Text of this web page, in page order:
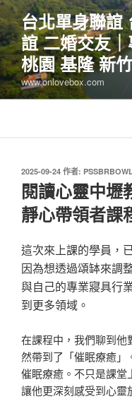
跳
至
主
要
內
容
台北單身聯誼
誼 二婚交友
桃園 基隆 新
www.onlovebox.com
發
佈
於
2025-09-24 作者: PSSBRBOWL
閱讀心靈中壢
靜心帶領者課
這次來上課的學員，
因為想透過頌缽來調
與自己的專業寢具行
到更多領域。
在課程中，我們聊到他
然帶到了「催眠療癒」
催眠療癒。不只是課堂
讓他更深刻感受到心靈